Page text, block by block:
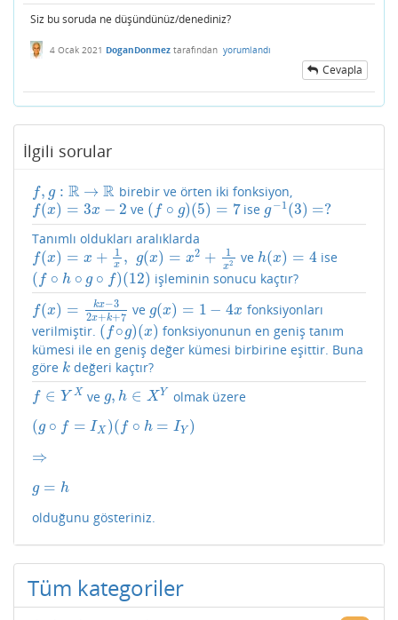
Siz bu soruda ne düşündünüz/denediniz?
4 Ocak 2021 DoganDonmez tarafından yorumlandı
Cevapla
İlgili sorular
f, g : R → R
f,g :R →R birebir ve örten iki fonksiyon,
f(x) = 3x − 2
f(x)=3 x−2 ve ( f ∘ g)(5) = 7
(f ∘ g) 5)=7 ise g−1(3) =?
g−1(3)=
Tanımlı oldukları aralıklarda
f(x) = x + 1
x , g(x) = x2 + 1
x2
f(x)=x +1x , g (x) =x2 +1x2 ve h(x) = 4
h(x)= 4 ise
( f ∘ h ∘ g ∘ f)(12)
(f ∘ h∘g ∘f )(12 işleminin sonucu kaçtır?
f(x) = kx−3
2x+k+7
f(x)=k x−3 2x+k+7 ve g(x) = 1 − 4x
g(x)= 1−4 x
fonksiyonları
verilmiştir. ( f∘g)(x)
(f ∘g)(x)
fonksiyonunun en geniş tanım
kümesi ile en geniş değer kümesi birbirine eşittir. Buna
göre k
kdeğeri kaçtır?
f ∈ Y X
f∈Y ve g, h ∈ X Y
g,h∈XY olmak üzere
(g ∘ f = IX )( f ∘ h = IY )
( g∘ f=IX)(f ∘ h= IY )
⇒
⇒
g = h
g=h
olduğunu gösteriniz.
Tüm kategoriler